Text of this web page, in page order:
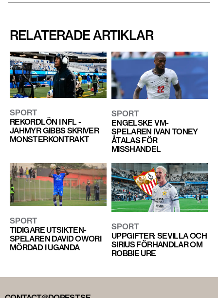
RELATERADE ARTIKLAR
SPORT
REKORDLÖN I NFL -
JAHMYR GIBBS SKRIVER
MONSTERKONTRAKT
SPORT
ENGELSKE VM-
SPELAREN IVAN TONEY
ÅTALAS FÖR
MISSHANDEL
SPORT
TIDIGARE UTSIKTEN-
SPELAREN DAVID OWORI
MÖRDAD I UGANDA
SPORT
UPPGIFTER: SEVILLA OCH
SIRIUS FÖRHANDLAR OM
ROBBIE URE